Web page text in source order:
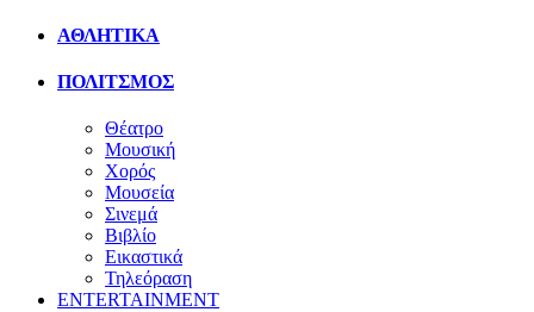
ΑΘΛΗΤΙΚΑ
ΠΟΛΙΤΣΜΟΣ
Θέατρο
Μουσική
Χορός
Μουσεία
Σινεμά
Βιβλίο
Εικαστικά
Τηλεόραση
ENTERTAINMENT